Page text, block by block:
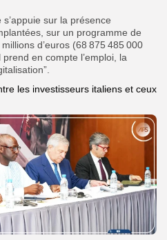
sur la présence
sur un programme de
d’euros (68 875 485 000
en compte l’emploi, la
les investisseurs italiens et ceux